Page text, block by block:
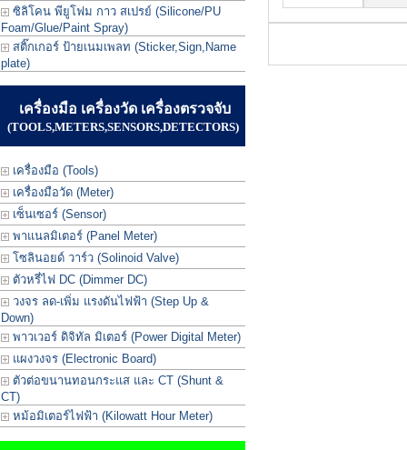
ซิลิโคน พียูโฟม กาว สเปรย์ (Silicone/PU
Foam/Glue/Paint Spray)
สติ๊กเกอร์ ป้ายเนมเพลท (Sticker,Sign,Name
plate)
เครื่องมือ เครื่องวัด เครื่องตรวจจับ
(TOOLS,METERS,SENSORS,DETECTORS)
เครื่องมือ (Tools)
เครื่องมือวัด (Meter)
เซ็นเซอร์ (Sensor)
พาแนลมิเตอร์ (Panel Meter)
โซลินอยด์ วาร์ว (Solinoid Valve)
ตัวหรี่ไฟ DC (Dimmer DC)
วงจร ลด-เพิ่ม แรงดันไฟฟ้า (Step Up &
Down)
พาวเวอร์ ดิจิทัล มิเตอร์ (Power Digital Meter)
แผงวงจร (Electronic Board)
ตัวต่อขนานทอนกระแส และ CT (Shunt &
CT)
หม้อมิเตอร์ไฟฟ้า (Kilowatt Hour Meter)